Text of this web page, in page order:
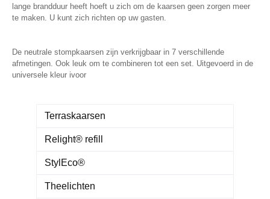
lange brandduur heeft hoeft u zich om de kaarsen geen zorgen meer
te maken. U kunt zich richten op uw gasten.
De neutrale stompkaarsen zijn verkrijgbaar in 7 verschillende
afmetingen. Ook leuk om te combineren tot een set. Uitgevoerd in de
universele kleur ivoor
Terraskaarsen
Relight® refill
StylEco®
Theelichten